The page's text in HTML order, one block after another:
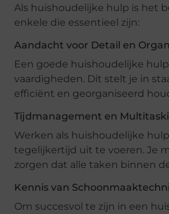
Als huishoudelijke hulp is het
enkele die essentieel zijn:
Aandacht voor Detail en
Een goede huishoudelijke
vaardigheden. Dit stelt je in
efficiënt en georganiseerd
Tijdmanagement en
Werken als huishoudelijke
tegelijkertijd uit te voeren. Je
zorgen dat alle taken binnen
Kennis van
Om succesvol te zijn in een